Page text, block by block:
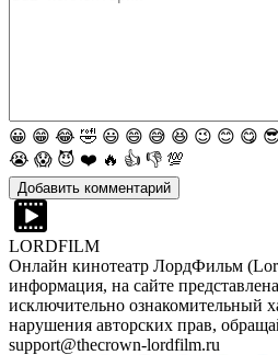
😀 😁 😂 🤣 😃 😄 😅 😆 😉 😊 😋
😭 😱 😈 ❤️ 🔥 👍 👎 💯
LORDFILM
Онлайн кинотеатр ЛордФильм
информация, на сайте
исключительно ознакомительный
нарушения авторских прав,
support@thecrown-lordfilm.ru